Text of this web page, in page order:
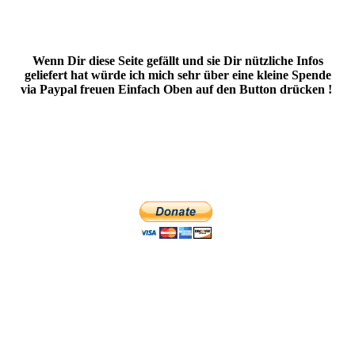
Wenn Dir diese Seite gefällt und sie Dir nützliche Infos
geliefert hat würde ich mich sehr über eine kleine Spende
via Paypal freuen Einfach Oben auf den Button drücken !